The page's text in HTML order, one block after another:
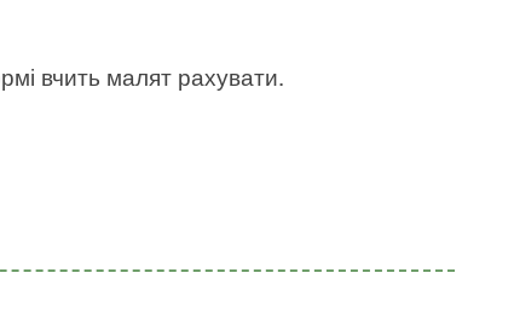
вчить малят рахувати.